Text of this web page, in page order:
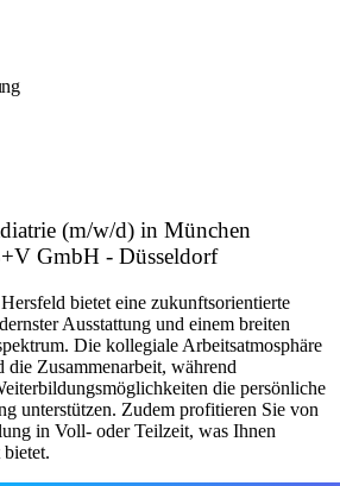
(m/w/d) in München
GmbH - Düsseldorf
bietet eine zukunftsorientierte
Ausstattung und einem breiten
Die kollegiale Arbeitsatmosphäre
die Zusammenarbeit, während
die persönliche
unterstützen. Zudem profitieren Sie von
in Voll- oder Teilzeit, was Ihnen